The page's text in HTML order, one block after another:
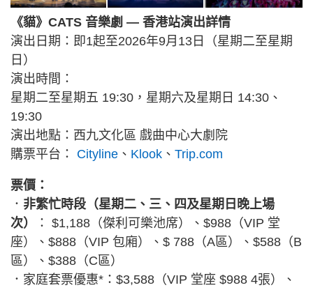
《貓》CATS 音樂劇 — 香港站演出詳情
演出日期：即1起至2026年9月13日（星期二至星期
日）
演出時間：
星期二至星期五 19:30，星期六及星期日 14:30、
19:30
演出地點：西九文化區 戲曲中心大劇院
購票平台： Cityline 、 Klook 、 Trip.com
票價：
． 非繁忙時段（星期二、三、四及星期日晚上場
次）
： $1,188（傑利可樂池席）、$988（VIP 堂
座）、$888（VIP 包廂）、$ 788（A區）、$588（B
區）、$388（C區）
．家庭套票優惠*：$3,588（VIP 堂座 $988 4張）、